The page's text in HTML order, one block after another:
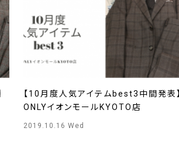
【10月度人気アイテムbest3中間発表】
ONLYイオンモールKYOTO店
2019.10.16 Wed